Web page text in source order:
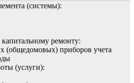
(системы):
ремонту:
(общедомовых) приборов учета
(услуги):